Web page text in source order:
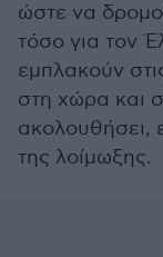
ώστε να
τόσο για τον
εμπλακούν
στη χώρα και
ακολουθήσει,
της λοίμωξης.